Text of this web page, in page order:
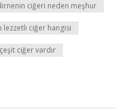
ciğeri neden meşhur
lezzetli ciğer hangisi
ciğer vardır